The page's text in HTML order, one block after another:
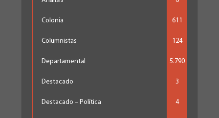
Colonia 611
Columnistas 124
Departamental 5.790
Destacado 3
Destacado – Política 4